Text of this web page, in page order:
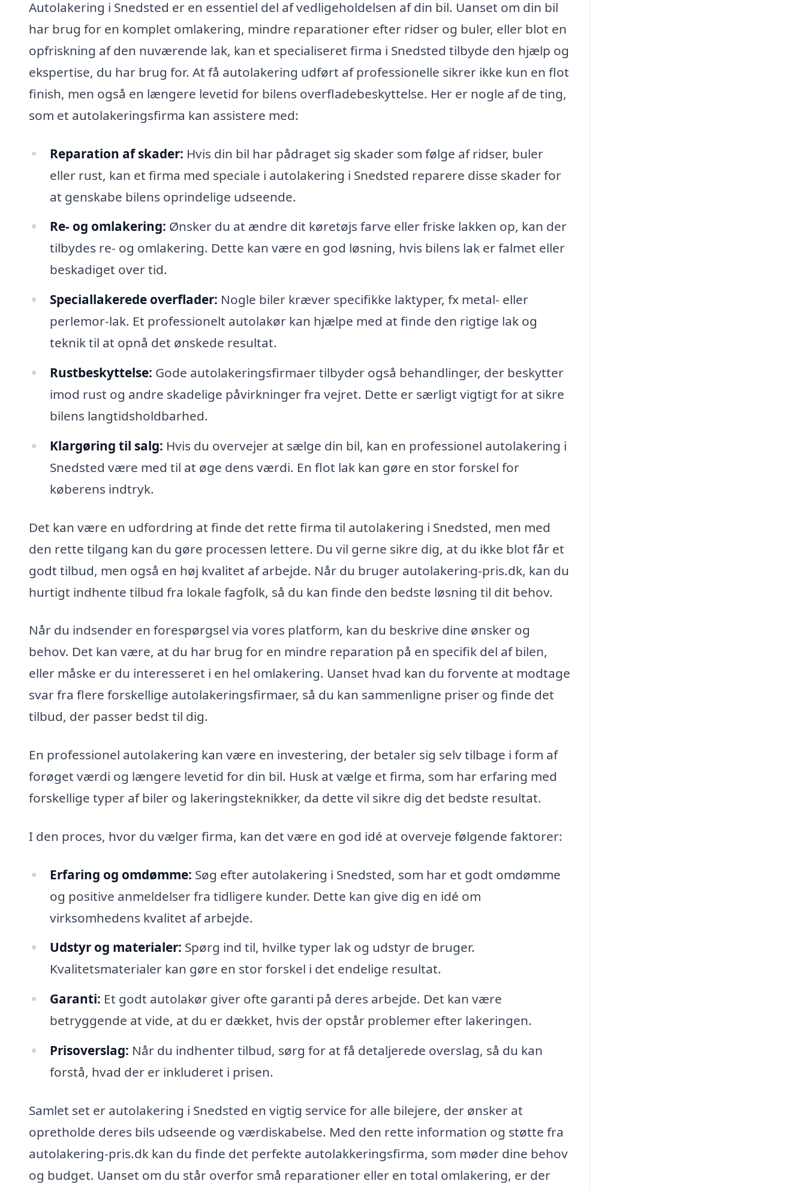
Autolakering i Snedsted er en essentiel del af vedligeholdelsen af din bil. Uanset om din bil
har brug for en komplet omlakering, mindre reparationer efter ridser og buler, eller blot en
opfriskning af den nuværende lak, kan et specialiseret firma i Snedsted tilbyde den hjælp og
ekspertise, du har brug for. At få autolakering udført af professionelle sikrer ikke kun en flot
finish, men også en længere levetid for bilens overfladebeskyttelse. Her er nogle af de ting,
som et autolakeringsfirma kan assistere med:
Reparation af skader: Hvis din bil har pådraget sig skader som følge af ridser, buler
eller rust, kan et firma med speciale i autolakering i Snedsted reparere disse skader for
at genskabe bilens oprindelige udseende.
Re- og omlakering: Ønsker du at ændre dit køretøjs farve eller friske lakken op, kan der
tilbydes re- og omlakering. Dette kan være en god løsning, hvis bilens lak er falmet eller
beskadiget over tid.
Speciallakerede overflader: Nogle biler kræver specifikke laktyper, fx metal- eller
perlemor-lak. Et professionelt autolakør kan hjælpe med at finde den rigtige lak og
teknik til at opnå det ønskede resultat.
Rustbeskyttelse: Gode autolakeringsfirmaer tilbyder også behandlinger, der beskytter
imod rust og andre skadelige påvirkninger fra vejret. Dette er særligt vigtigt for at sikre
bilens langtidsholdbarhed.
Klargøring til salg: Hvis du overvejer at sælge din bil, kan en professionel autolakering i
Snedsted være med til at øge dens værdi. En flot lak kan gøre en stor forskel for
køberens indtryk.
Det kan være en udfordring at finde det rette firma til autolakering i Snedsted, men med
den rette tilgang kan du gøre processen lettere. Du vil gerne sikre dig, at du ikke blot får et
godt tilbud, men også en høj kvalitet af arbejde. Når du bruger autolakering-pris.dk, kan du
hurtigt indhente tilbud fra lokale fagfolk, så du kan finde den bedste løsning til dit behov.
Når du indsender en forespørgsel via vores platform, kan du beskrive dine ønsker og
behov. Det kan være, at du har brug for en mindre reparation på en specifik del af bilen,
eller måske er du interesseret i en hel omlakering. Uanset hvad kan du forvente at modtage
svar fra flere forskellige autolakeringsfirmaer, så du kan sammenligne priser og finde det
tilbud, der passer bedst til dig.
En professionel autolakering kan være en investering, der betaler sig selv tilbage i form af
forøget værdi og længere levetid for din bil. Husk at vælge et firma, som har erfaring med
forskellige typer af biler og lakeringsteknikker, da dette vil sikre dig det bedste resultat.
I den proces, hvor du vælger firma, kan det være en god idé at overveje følgende faktorer:
Erfaring og omdømme: Søg efter autolakering i Snedsted, som har et godt omdømme
og positive anmeldelser fra tidligere kunder. Dette kan give dig en idé om
virksomhedens kvalitet af arbejde.
Udstyr og materialer: Spørg ind til, hvilke typer lak og udstyr de bruger.
Kvalitetsmaterialer kan gøre en stor forskel i det endelige resultat.
Garanti: Et godt autolakør giver ofte garanti på deres arbejde. Det kan være
betryggende at vide, at du er dækket, hvis der opstår problemer efter lakeringen.
Prisoverslag: Når du indhenter tilbud, sørg for at få detaljerede overslag, så du kan
forstå, hvad der er inkluderet i prisen.
Samlet set er autolakering i Snedsted en vigtig service for alle bilejere, der ønsker at
opretholde deres bils udseende og værdiskabelse. Med den rette information og støtte fra
autolakering-pris.dk kan du finde det perfekte autolakkeringsfirma, som møder dine behov
og budget. Uanset om du står overfor små reparationer eller en total omlakering, er der